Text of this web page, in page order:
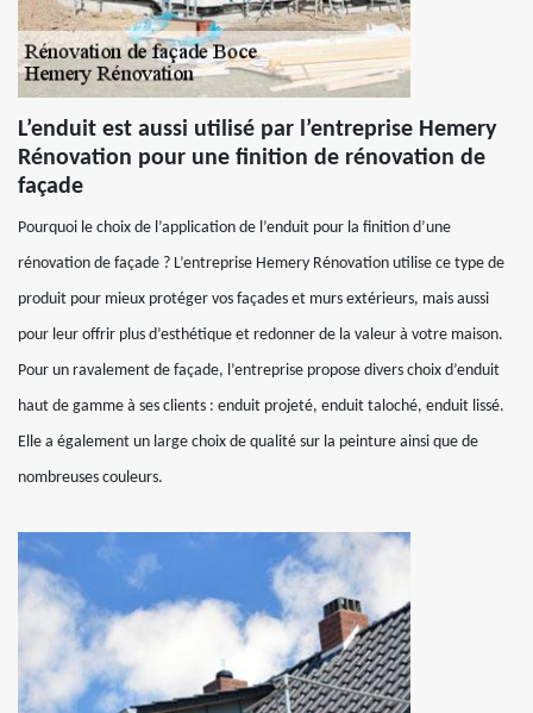
L’enduit est aussi utilisé par l’entreprise Hemery
Rénovation pour une finition de rénovation de
façade
Pourquoi le choix de l’application de l’enduit pour la finition d’une
rénovation de façade ? L’entreprise Hemery Rénovation utilise ce type de
produit pour mieux protéger vos façades et murs extérieurs, mais aussi
pour leur offrir plus d’esthétique et redonner de la valeur à votre maison.
Pour un ravalement de façade, l’entreprise propose divers choix d’enduit
haut de gamme à ses clients : enduit projeté, enduit taloché, enduit lissé.
Elle a également un large choix de qualité sur la peinture ainsi que de
nombreuses couleurs.